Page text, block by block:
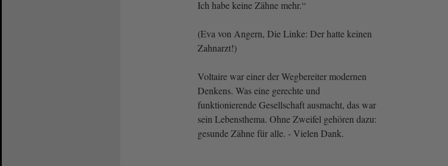
Ich habe keine Zähne mehr.“
(Eva von Angern, Die Linke: Der hatte keinen
Zahnarzt!)
Voltaire war einer der Wegbereiter modernen
Denkens. Was eine gerechte und
funktionierende Gesellschaft ausmacht, das war
sein Lebensthema. Ohne Zweifel gehören dazu:
gesunde Zähne für alle. - Vielen Dank.